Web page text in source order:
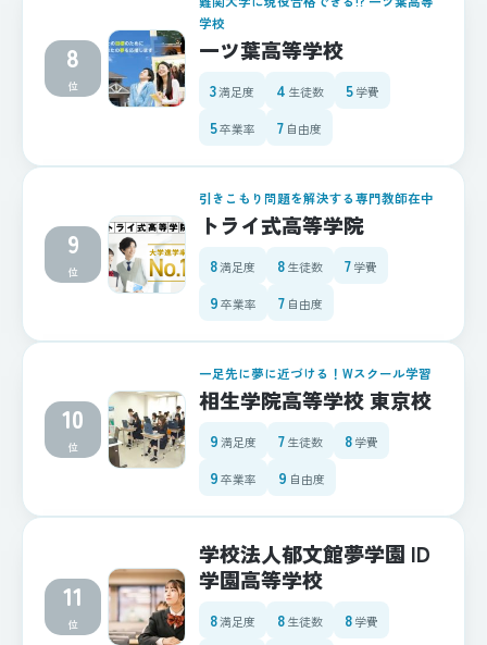
8
位
学校
一ツ葉高等学校
3満足度 4 生徒数 5学費
5卒業率 7 自由度
9
位
引きこもり問題を解決する専門教師在中
トライ式高等学院
8満足度 8生徒数 7学費
9卒業率 7 自由度
10
位
一足先に夢に近づける！Wスクール学習
相生学院高等学校 東京校
9満足度 7生徒数 8学費
9卒業率 9 自由度
11
位
学校法人郁文館夢学園 ID
学園高等学校
8満足度 8生徒数 8学費